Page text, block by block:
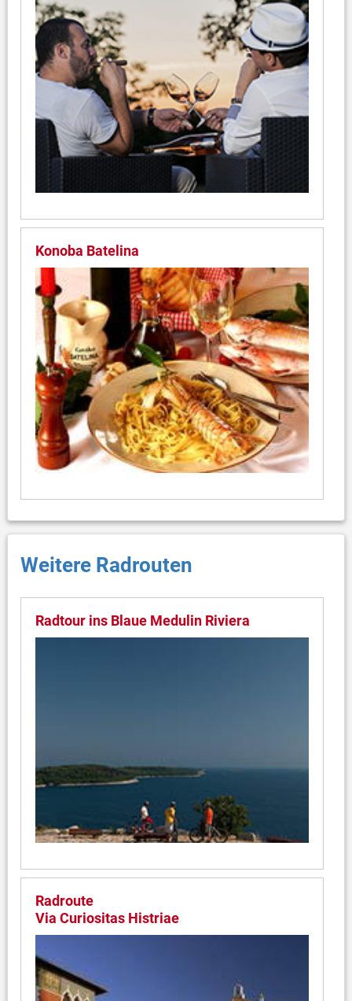
Konoba Batelina
Weitere Radrouten
Radtour ins Blaue Medulin Riviera
Radroute
Via Curiositas Histriae